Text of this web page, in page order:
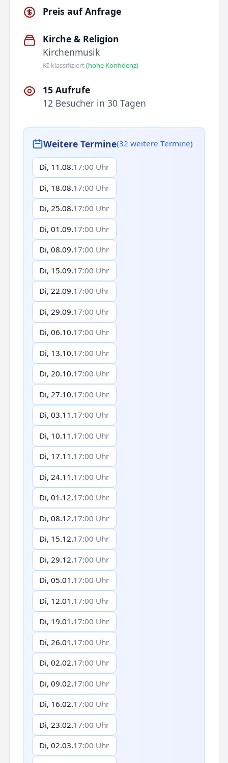
Preis auf Anfrage
Kirche & Religion
Kirchenmusik
KI-klassifiziert(hohe Konfidenz)
15 Aufrufe
12 Besucher in 30 Tagen
Weitere Termine(32 weitere Termine)
Di, 11.08.17:00 Uhr
Di, 18.08.17:00 Uhr
Di, 25.08.17:00 Uhr
Di, 01.09.17:00 Uhr
Di, 08.09.17:00 Uhr
Di, 15.09.17:00 Uhr
Di, 22.09.17:00 Uhr
Di, 29.09.17:00 Uhr
Di, 06.10.17:00 Uhr
Di, 13.10.17:00 Uhr
Di, 20.10.17:00 Uhr
Di, 27.10.17:00 Uhr
Di, 03.11.17:00 Uhr
Di, 10.11.17:00 Uhr
Di, 17.11.17:00 Uhr
Di, 24.11.17:00 Uhr
Di, 01.12.17:00 Uhr
Di, 08.12.17:00 Uhr
Di, 15.12.17:00 Uhr
Di, 29.12.17:00 Uhr
Di, 05.01.17:00 Uhr
Di, 12.01.17:00 Uhr
Di, 19.01.17:00 Uhr
Di, 26.01.17:00 Uhr
Di, 02.02.17:00 Uhr
Di, 09.02.17:00 Uhr
Di, 16.02.17:00 Uhr
Di, 23.02.17:00 Uhr
Di, 02.03.17:00 Uhr